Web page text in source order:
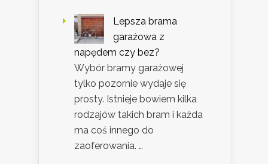
Lepsza brama
garażowa z
napędem czy bez?
Wybór bramy garażowej
tylko pozornie wydaje się
prosty. Istnieje bowiem kilka
rodzajów takich bram i każda
ma coś innego do
zaoferowania. …